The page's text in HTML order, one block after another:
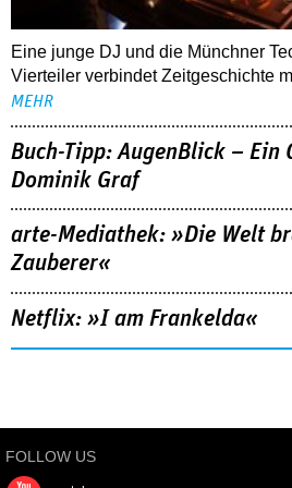
Eine junge DJ und die Münchner
Vierteiler verbindet Zeitgeschichte
MEHR
Buch-Tipp: AugenBlick – Ein
Dominik Graf
arte-Mediathek: »Die Welt
Zauberer«
Netflix: »I am Frankelda«
FOLLOW US